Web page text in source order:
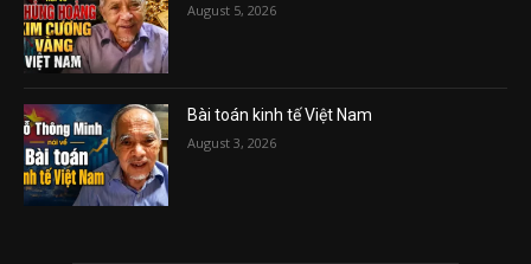
August 5, 2026
Bài toán kinh tế Việt Nam
August 3, 2026